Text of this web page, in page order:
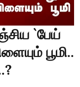
`பேய்
பூமி..